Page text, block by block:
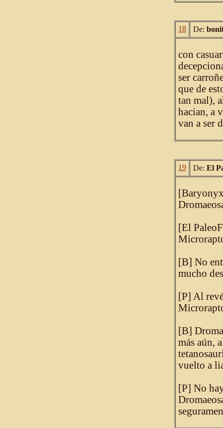
18 De:
con
ser
que de
tan mal),
hacian, a
van a ser
19 De: El
[El
[B] No
mucho
[P] Al
[B]
más aún,
vuelto a
[P] No